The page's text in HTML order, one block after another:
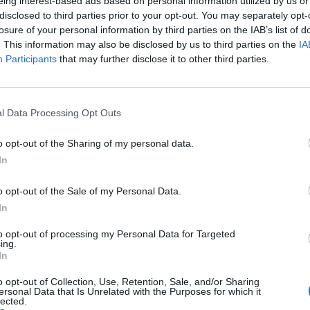
to third parties prior to your opt-out. You may separately
of your personal information by third parties on the IAB’s list of
This information may also be disclosed by us to third parties on the
Participants that may further disclose it to other third parties.
Data Processing Opt Outs
opt-out of the Sharing of my personal data.
opt-out of the Sale of my Personal Data.
opt-out of processing my Personal Data for Targeted
opt-out of Collection, Use, Retention, Sale, and/or Sharing
Data that Is Unrelated with the Purposes for which it
TitormosNet Team
Νίκησε στο Βόλο αλλά δεν
ικανοποίησε (φωτο-video)
ημίχρονο αλλά κατάφερε να σκοράρει.
TitormosNet Team
Ήττα στη Λεωφόρο με αρνητικό
πρωταγωνιστή Χουχούμη (φωτο-